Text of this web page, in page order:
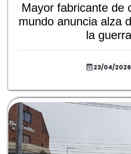
Mayor fabricante de
mundo anuncia alza
la guerra
23/04/2026